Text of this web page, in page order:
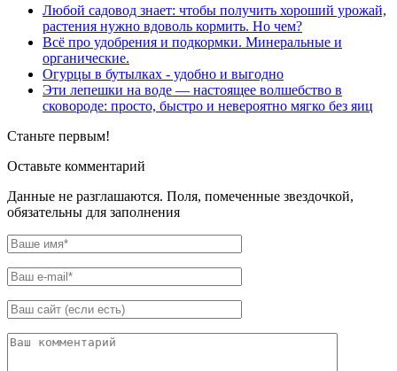
Любой садовод знает: чтобы получить хороший урожай,
растения нужно вдоволь кормить. Но чем?
Всё про удобрения и подкормки. Минеральные и
органические.
Огурцы в бутылках - удобно и выгодно
Эти лепешки на воде — настоящее волшебство в
сковороде: просто, быстро и невероятно мягко без яиц
Станьте первым!
Оставьте комментарий
Данные не разглашаются. Поля, помеченные звездочкой,
обязательны для заполнения